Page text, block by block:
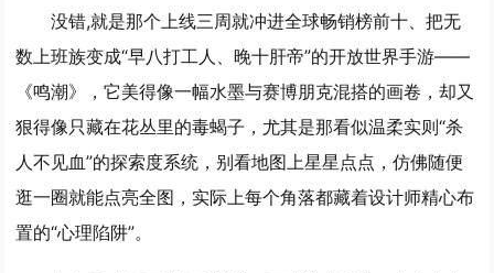
没错,就是那个上线三周就冲进全球畅销榜前十、把无
数上班族变成“早八打工人、晚十肝帝”的开放世界手游——
《鸣潮》，它美得像一幅水墨与赛博朋克混搭的画卷，却又
狠得像只藏在花丛里的毒蝎子，尤其是那看似温柔实则“杀
人不见血”的探索度系统，别看地图上星星点点，仿佛随便
逛一圈就能点亮全图，实际上每个角落都藏着设计师精心布
置的“心理陷阱”。